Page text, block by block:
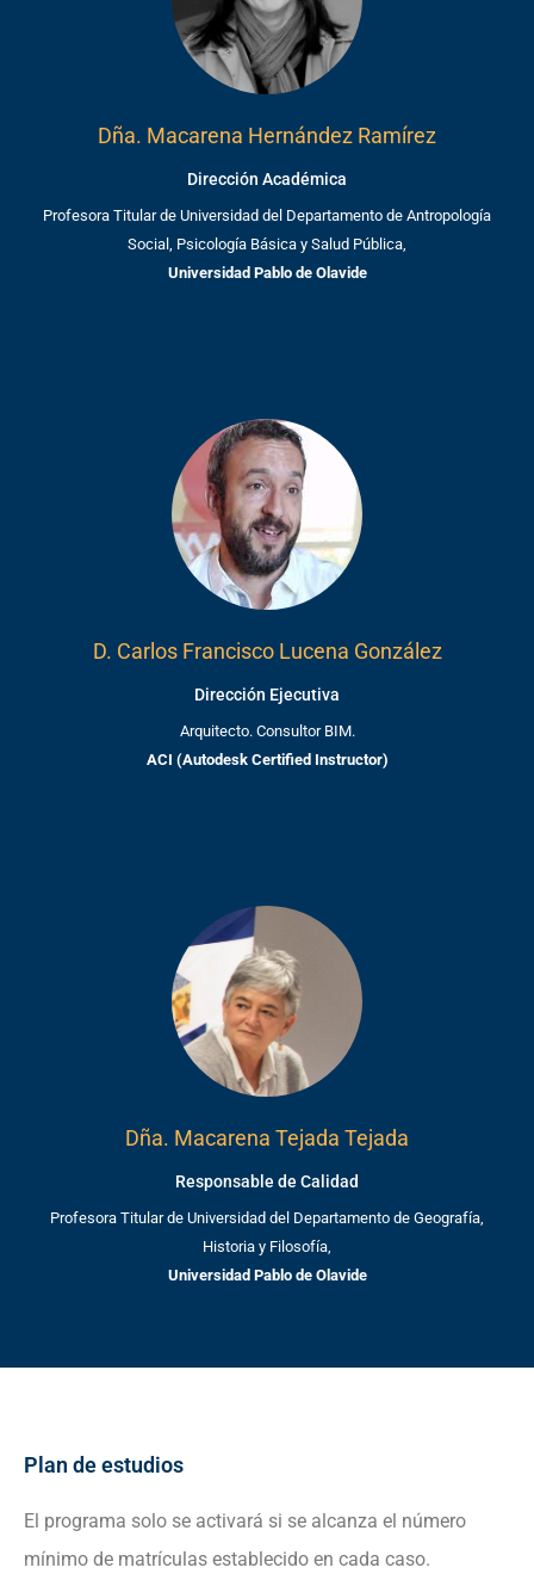
Dña. Macarena Hernández Ramírez
Dirección Académica
Profesora Titular de Universidad del Departamento de Antropología
Social, Psicología Básica y Salud Pública,
Universidad Pablo de Olavide
D. Carlos Francisco Lucena González
Dirección Ejecutiva
Arquitecto. Consultor BIM.
ACI (Autodesk Certified Instructor)
Dña. Macarena Tejada Tejada
Responsable de Calidad
Profesora Titular de Universidad del Departamento de Geografía,
Historia y Filosofía,
Universidad Pablo de Olavide
Plan de estudios
El programa solo se activará si se alcanza el número
mínimo de matrículas establecido en cada caso.